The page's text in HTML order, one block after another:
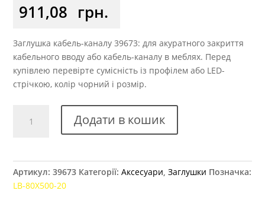
911,08 грн.
Заглушка кабель-каналу 39673: для акуратного закриття
кабельного вводу або кабель-каналу в меблях. Перед
купівлею перевірте сумісність із профілем або LED-
стрічкою, колір чорний і розмір.
кабель-
мм
Додати в кошик
Артикул:39673 Категорії:Аксесуари ,Заглушки Позначка:
LB-80X500-20